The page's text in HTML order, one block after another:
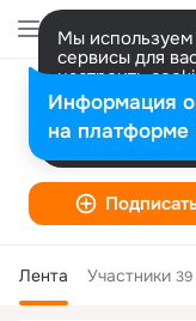
Мы
сервисы для
настроить
представитель.
Разрешить все
Лента Участники 39
Информация о
на платформе